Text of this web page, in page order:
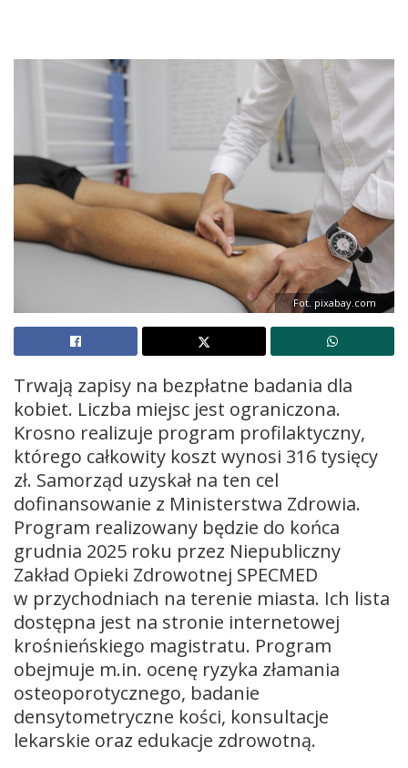
Fot. pixabay.com
Trwają zapisy na bezpłatne badania dla
kobiet. Liczba miejsc jest ograniczona.
Krosno realizuje program profilaktyczny,
którego całkowity koszt wynosi 316 tysięcy
zł. Samorząd uzyskał na ten cel
dofinansowanie z Ministerstwa Zdrowia.
Program realizowany będzie do końca
grudnia 2025 roku przez Niepubliczny
Zakład Opieki Zdrowotnej SPECMED
w przychodniach na terenie miasta. Ich lista
dostępna jest na stronie internetowej
krośnieńskiego magistratu. Program
obejmuje m.in. ocenę ryzyka złamania
osteoporotycznego, badanie
densytometryczne kości, konsultacje
lekarskie oraz edukacje zdrowotną.